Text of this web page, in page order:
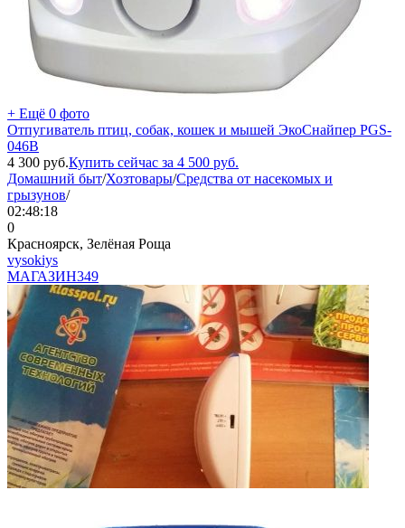
+ Ещё 0 фото
Отпугиватель птиц, собак, кошек и мышей ЭкоСнайпер PGS-
046B
4 300 руб.Купить сейчас за 4 500 руб.
Домашний быт/Хозтовары/Средства от насекомых и
грызунов/
02:48:18
0
Красноярск, Зелёная Роща
vysokiys
МАГАЗИН349